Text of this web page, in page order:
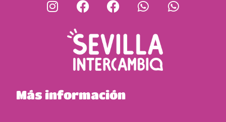
Más información